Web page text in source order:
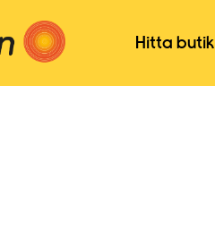
Hitta butik